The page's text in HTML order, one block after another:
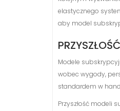
elastycznego
aby model
Modele
wobec wygody,
standardem w
Przyszłość modeli